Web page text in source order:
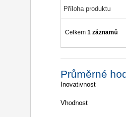
Příloha produktu
Celkem 1 záznamů
Průměrné
Inovativnost
Vhodnost